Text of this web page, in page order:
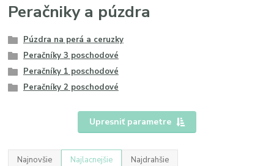
Peračniky a púzdra
Púzdra na perá a ceruzky
Peračníky 3 poschodové
Peračníky 1 poschodové
Peračníky 2 poschodové
Upresniť parametre
Najnovšie Najlacnejšie Najdrahšie